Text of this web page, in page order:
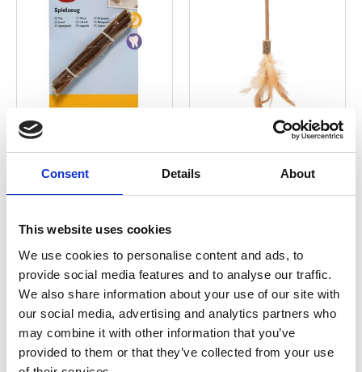
Consent Details About
This website uses cookies
We use cookies to personalise content and ads, to
provide social media features and to analyse our traffic.
We also share information about your use of our site with
our social media, advertising and analytics partners who
may combine it with other information that you’ve
provided to them or that they’ve collected from your use
Matatabi tuggpinnar,
10 g
42,90kr
3 st i lager
Matatabipinne med
catniphjärta, 23 cm
Matatabi & Kattmynta
Lägg till i favoriter Lägg